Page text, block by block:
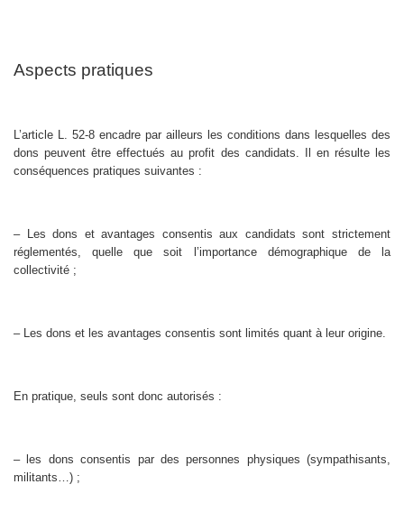
Aspects pratiques
L’article L. 52-8 encadre par ailleurs les conditions dans lesquelles des
dons peuvent être effectués au profit des candidats. Il en résulte les
conséquences pratiques suivantes :
– Les dons et avantages consentis aux candidats sont strictement
réglementés, quelle que soit l’importance démographique de la
collectivité ;
– Les dons et les avantages consentis sont limités quant à leur origine.
En pratique, seuls sont donc autorisés :
– les dons consentis par des personnes physiques (sympathisants,
militants…) ;